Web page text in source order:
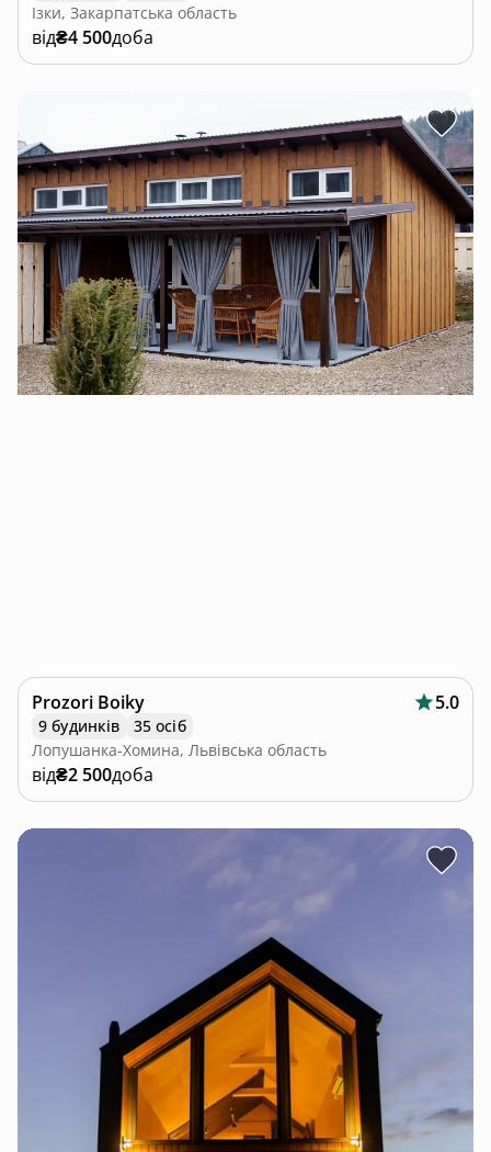
Ізки, Закарпатська область
від₴4 500доба
Prozori Boiky 5.0
9 будинків
35 осіб
Лопушанка-Хомина, Львівська область
від₴2 500доба